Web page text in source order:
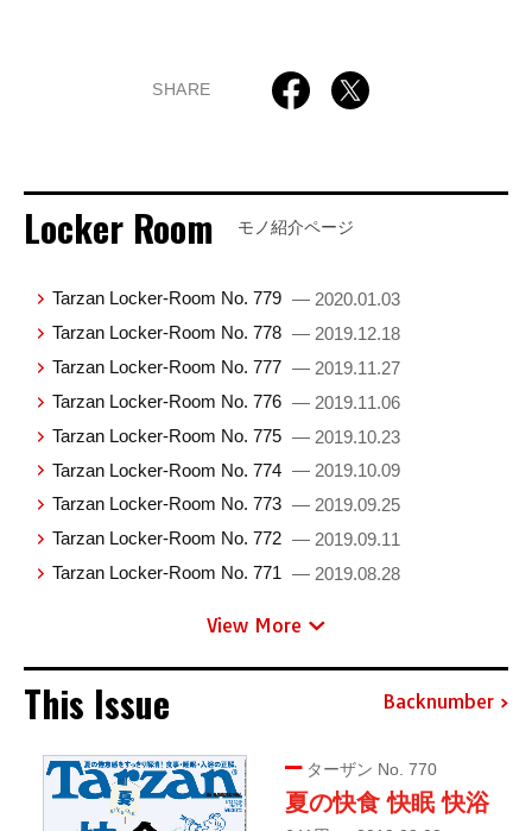
SHARE
Locker Room モノ紹介ページ
Tarzan Locker-Room No. 779 — 2020.01.03
Tarzan Locker-Room No. 778 — 2019.12.18
Tarzan Locker-Room No. 777 — 2019.11.27
Tarzan Locker-Room No. 776 — 2019.11.06
Tarzan Locker-Room No. 775 — 2019.10.23
Tarzan Locker-Room No. 774 — 2019.10.09
Tarzan Locker-Room No. 773 — 2019.09.25
Tarzan Locker-Room No. 772 — 2019.09.11
Tarzan Locker-Room No. 771 — 2019.08.28
View More
This Issue Backnumber
ターザン No. 770
夏の快食 快眠 快浴